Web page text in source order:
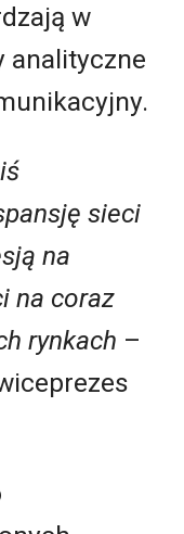
w
analityczne
sieci
na
na coraz
rynkach –